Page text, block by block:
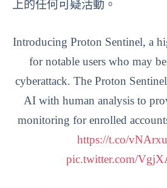
上的任何可疑活動。
Introducing Proton Sentinel, a
for notable users who may
cyberattack. The Proton
AI with human analysis to
monitoring for enrolled
https://t.co/
pic.twitter.com/